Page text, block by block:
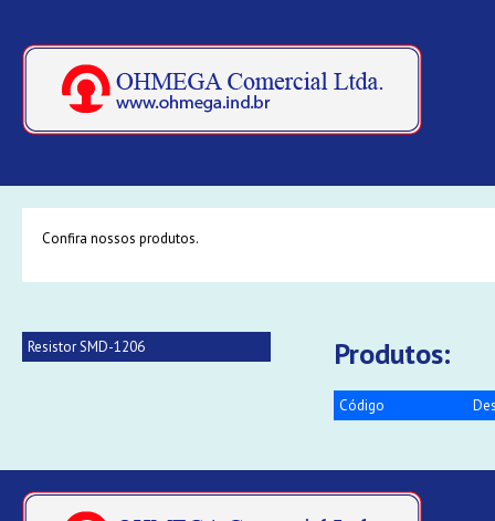
Confira nossos produtos.
Resistor SMD-1206 Produtos:
Código